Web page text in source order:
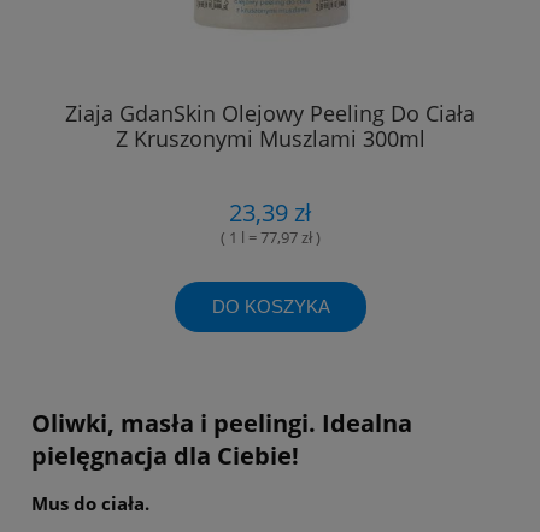
Ziaja GdanSkin Olejowy Peeling Do Ciała
Z Kruszonymi Muszlami 300ml
23,39 zł
( 1 l = 77,97 zł )
DO KOSZYKA
Oliwki, masła i peelingi. Idealna
pielęgnacja dla Ciebie!
Mus do ciała.